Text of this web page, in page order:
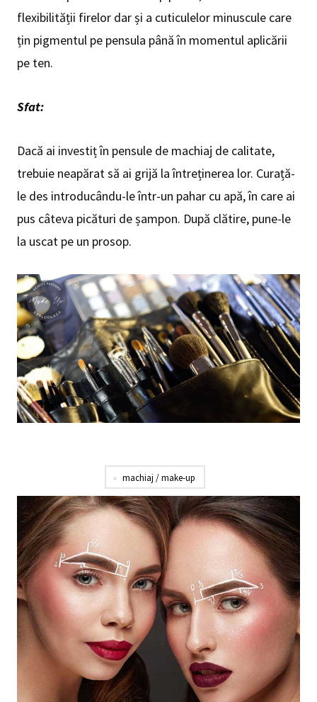
flexibilității firelor dar și a cuticulelor minuscule care
țin pigmentul pe pensula până în momentul aplicării
pe ten.
Sfat:
Dacă ai investiț în pensule de machiaj de calitate,
trebuie neapărat să ai grijă la întreținerea lor. Curață-
le des introducându-le într-un pahar cu apă, în care ai
pus câteva picături de șampon. După clătire, pune-le
la uscat pe un prosop.
machiaj / make-up